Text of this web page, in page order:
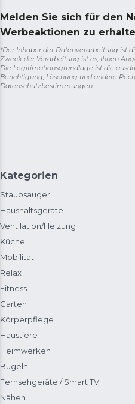
Melden Sie sich für den
Werbeaktionen zu
*Der Inhaber der Datenverarbeitung ist
Zweck der Verarbeitung ist es, Ihnen
Die Legitimationsgrundlage ist die
Berichtigung, Löschung und andere
Datenschutzbestimmungen
Kategorien
Staubsauger
Haushaltsgeräte
Ventilation/Heizung
Küche
Mobilität
Relax
Fitness
Garten
Körperpflege
Haustiere
Heimwerken
Bügeln
Fernsehgeräte / Smart TV
Nähen